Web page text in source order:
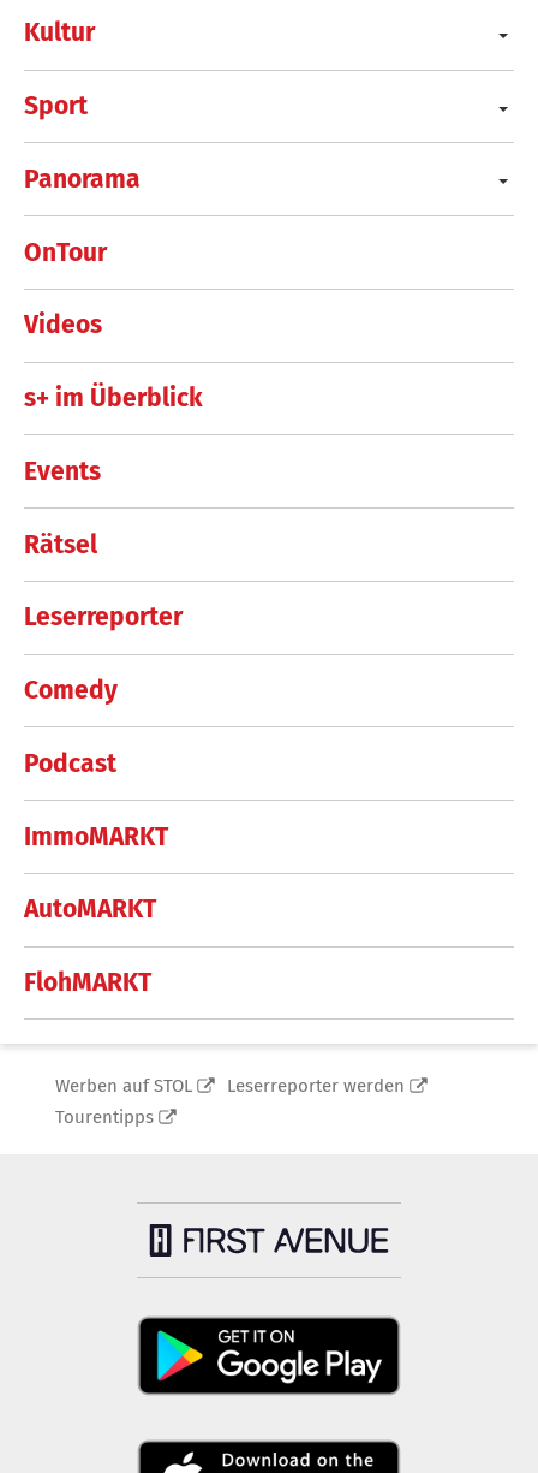
Kultur
Sport
Panorama
OnTour
Videos
s+ im Überblick
Events
Rätsel
Leserreporter
Comedy
Podcast
ImmoMARKT
AutoMARKT
FlohMARKT
Werben auf STOL
Leserreporter werden
Tourentipps